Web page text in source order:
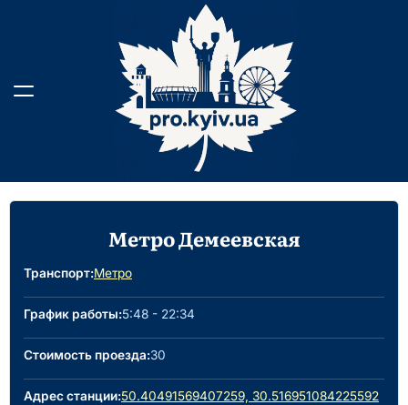
Метро Демеевская
Транспорт:Метро
График работы:5:48 - 22:34
Стоимость проезда:30
Адрес станции:50.40491569407259, 30.516951084225592